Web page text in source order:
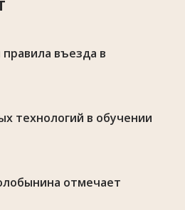
въезда в
технологий в обучении
отмечает